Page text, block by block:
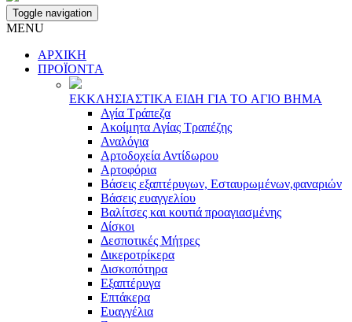
Toggle navigation
MENU
ΑΡΧΙΚΗ
ΠΡΟΪΟΝΤA
ΕΚΚΛΗΣΙAΣΤΙΚA ΕΙΔΗ ΓΙA ΤΟ AΓΙΟ ΒΗΜA
Αγία Τράπεζα
Ακοίμητα Αγίας Τραπέζης
Αναλόγια
Αρτοδοχεία Αντίδωρου
Αρτοφόρια
Βάσεις εξαπτέρυγων, Εσταυρωμένων,φαναριών
Βάσεις ευαγγελίου
Βαλίτσες και κουτιά προαγιασμένης
Δίσκοι
Δεσποτικές Μήτρες
Δικεροτρίκερα
Δισκοπότηρα
Εξαπτέρυγα
Επτάκερα
Ευαγγέλια